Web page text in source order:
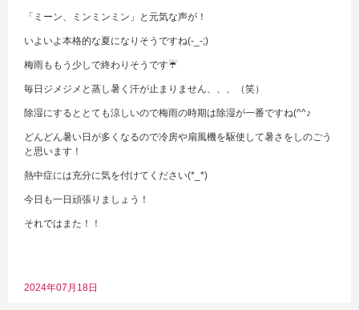
「ミーン、ミンミンミン」と元気な声が！
いよいよ本格的な夏になりそうですね(-_-;)
梅雨ももう少しで終わりそうです☔
毎日ジメジメと蒸し暑く汗が止まりません、、、（笑）
除湿にするととても涼しいので梅雨の時期は除湿が一番ですね(^^♪
どんどん暑い日が多くなるので冷房や扇風機を駆使して暑さをしのごう
と思います！
熱中症には充分に気を付けてください(*_*)
今日も一日頑張りましょう！
それではまた！！
2024年07月18日